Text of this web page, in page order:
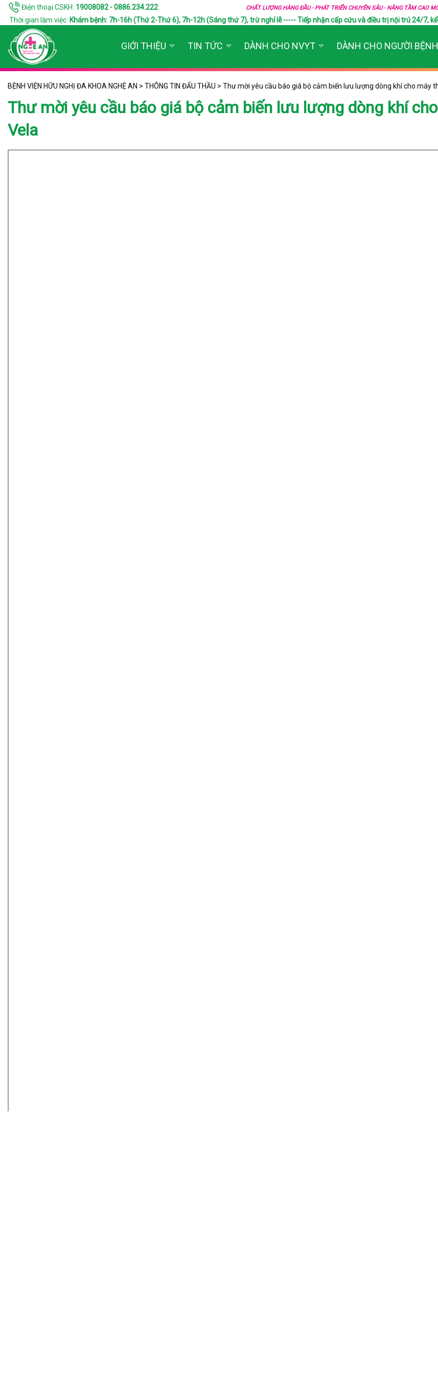
Điện thoại CSKH: 19008082 - 0886.234.222 CHẤT LƯỢNG HÀNG ĐẦU - PHÁT TRIỂN CHUYÊN SÂU - NÂNG TẦM CAO
Thời gian làm việc: Khám bệnh: 7h-16h (Thứ 2-Thứ 6), 7h-12h (Sáng thứ 7), trừ nghỉ lễ ----- Tiếp nhận cấp cứu và điều trị nội trú 24/7,
GIỚI THIỆU TIN TỨC DÀNH CHO NVYT DÀNH CHO NGƯỜI BỆNH
BỆNH VIỆN HỮU NGHỊ ĐA KHOA NGHỆ AN > THÔNG TIN ĐẤU THẦU > Thư mời yêu cầu báo giá bộ cảm biến lưu lượng dòng khí cho máy
Thư mời yêu cầu báo giá bộ cảm biến lưu lượng dòng khí
Vela